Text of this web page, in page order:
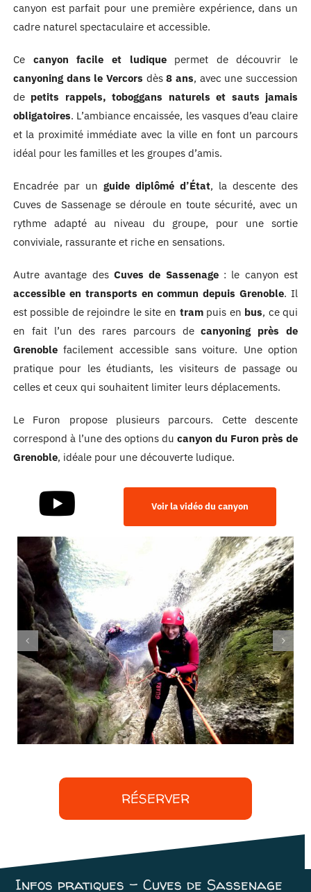
canyon est parfait pour une première expérience, dans un
cadre naturel spectaculaire et accessible.
Ce canyon facile et ludiquepermet de découvrir le
canyoning dans le Vercors dès8 ans, avec une succession
de petits rappels, toboggans naturels et sauts jamais
obligatoires. L’ambiance encaissée, les vasques d’eau claire
et la proximité immédiate avec la ville en font un parcours
idéal pour les familles et les groupes d’amis.
Encadrée par un guide diplômé d’État, la descente des
Cuves de Sassenage se déroule en toute sécurité, avec un
rythme adapté au niveau du groupe, pour une sortie
conviviale, rassurante et riche en sensations.
Autre avantage des Cuves de Sassenage: le canyon est
accessible en transports en commun depuis Grenoble. Il
est possible de rejoindre le site en trampuis en bus, ce qui
en fait l’un des rares parcours decanyoning près de
Grenoblefacilement accessible sans voiture. Une option
pratique pour les étudiants, les visiteurs de passage ou
celles et ceux qui souhaitent limiter leurs déplacements.
Le Furon propose plusieurs parcours. Cette descente
correspond à l’une des options ducanyon du Furon près de
Grenoble, idéale pour une découverte ludique.
Voir la vidéo du canyon
RÉSERVER
Infos pratiques – Cuves de Sassenage